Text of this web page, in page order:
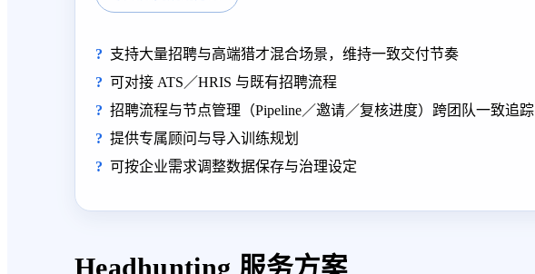
支持大量招聘与高端猎才混合场景，维持一致交付节奏
可对接 ATS／HRIS 与既有招聘流程
招聘流程与节点管理（Pipeline／邀请／复核进度）跨团队一致追踪
提供专属顾问与导入训练规划
可按企业需求调整数据保存与治理设定
Headhunting 服务方案